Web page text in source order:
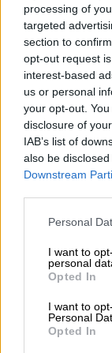
processing of
targeted
section to
opt-out request
interest-based
us or personal
your opt-out.
disclosure of
IAB’s list of
also be
Downstream
Please note that
not limited to
grant or deny
use your data
consent section.
Personal
I want to
personal
Opted In
I want to
Personal
Opted In
Παιδεία|
Ιδιωτικά
φοιτητές,
Η ψήφιση
φοιτητές
δρόμους